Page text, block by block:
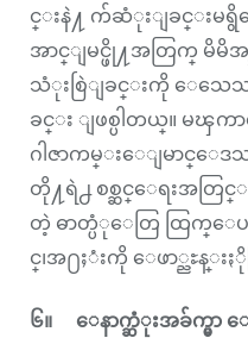
င္းနဲ႔ က်ဆံုးျခင္းမရွိ
အာင္ျမင္ဖို႔အတြက္ မိမိအင္
သံုးစြဲျခင္းကို ေသေသခ်
ခင္း ျဖစ္ပါတယ္။ မၾ
ဂါဇာကမ္းေျမာင္ေဒ
တို႔ရဲ႕ စစ္ဆင္ေရးအတ
တဲ့ ဓာတ္ပံုေတြ ထြက္ေပ
င္၊အ႐ႈံးကို ေဖာ္ညႊန္းႏို
၆။ ေနာက္ဆံုးအခ်က္မွာ